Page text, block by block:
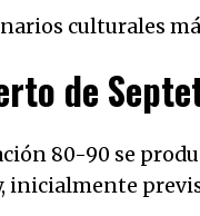
culturales
de
80-90 se
inicialmente